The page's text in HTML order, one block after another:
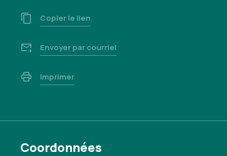
Copier le lien
Envoyer par courriel
Imprimer
Coordonnées